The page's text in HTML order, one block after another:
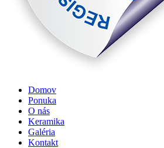
Domov
Ponuka
O nás
Keramika
Galéria
Kontakt